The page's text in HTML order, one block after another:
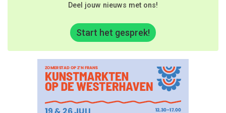
Deel jouw nieuws met ons!
Start het gesprek!